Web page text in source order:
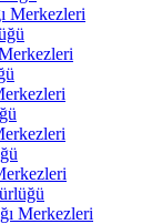
Merkezleri
Merkezleri